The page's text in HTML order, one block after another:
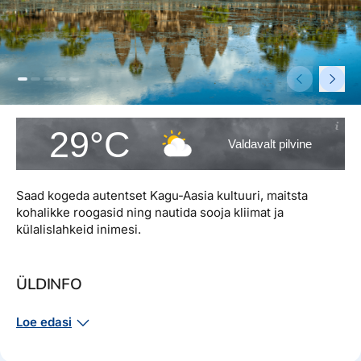
Reisitarvete e-pood
Airalo eSIM
Reisija meelespea
Kuldkaart
Platinum Club
Püsisoodustused
Boonuspunktid
Meist
Ettevõttest, kontaktid, reisikonsultandi teenus, tule
tööle, uudised...
Ettevõttest
Kontaktid
Reisikonsultandi teenus
Uudised
29°C Valdavalt pilvine
Saad kogeda autentset Kagu-Aasia kultuuri, maitsta
kohalikke roogasid ning nautida sooja kliimat ja
külalislahkeid inimesi.
ÜLDINFO
Asukoht – riik Kagu-Aasias Indohiina poolsaarel.
Loe edasi